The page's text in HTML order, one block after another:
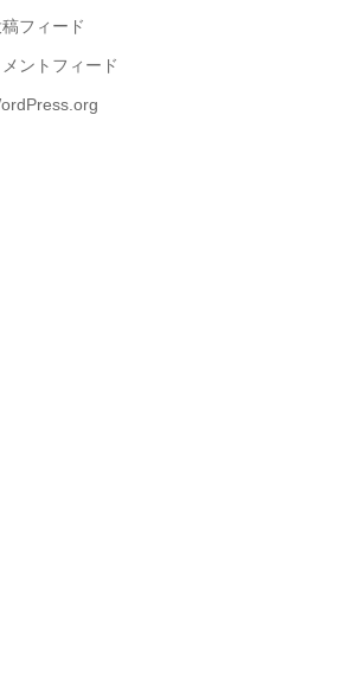
フィード
ントフィード